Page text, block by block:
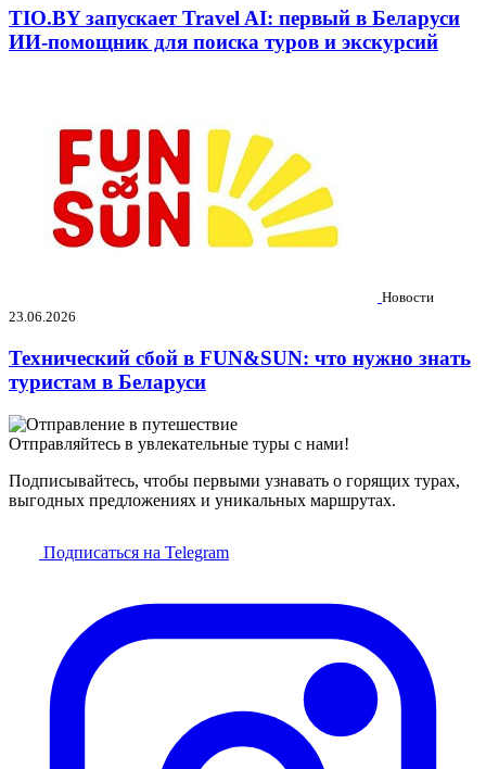
TIO.BY запускает Travel AI: первый в Беларуси
ИИ-помощник для поиска туров и экскурсий
Новости
23.06.2026
Технический сбой в FUN&SUN: что нужно знать
туристам в Беларуси
Отправляйтесь в увлекательные туры с нами!
Подписывайтесь, чтобы первыми узнавать о горящих турах,
выгодных предложениях и уникальных маршрутах.
Подписаться на Telegram